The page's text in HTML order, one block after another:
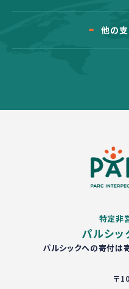
他の
特定非
パルシッ
パルシックへの寄付は
〒